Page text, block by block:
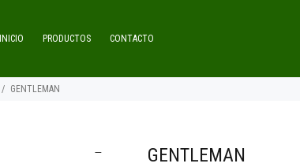
INICIO PRODUCTOS CONTACTO
GENTLEMAN
GENTLEMAN